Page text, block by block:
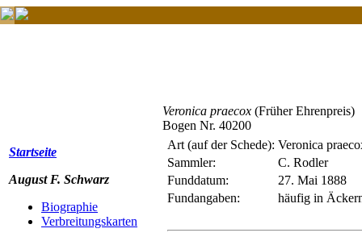
Startseite
August F. Schwarz
Biographie
Verbreitungskarten
Veronica praecox (Früher Ehrenpreis)
Bogen Nr. 40200
Art (auf der Schede): Veronica
Sammler:
C. Rodler
Funddatum:
27. Mai 1888
Fundangaben:
häufig in